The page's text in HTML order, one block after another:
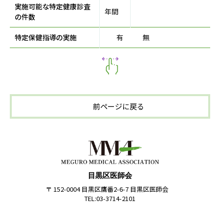
実施可能な特定健康診査
の件数
年間
特定保健指導の実施 有 無
前ページに戻る
目黒区医師会
〒 152-0004 目黒区鷹番2-6-7 目黒区医師会
TEL:03-3714-2101